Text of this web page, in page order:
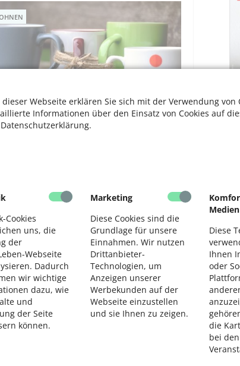
Webseite erklären Sie sich mit der Verwendung von
Informationen über den Einsatz von Cookies auf
Cookies
uns, die
der
Webseite
Dadurch
wir wichtige
dazu, wie
und
der Seite
können.
Marketing
Diese Cookies sind die
Grundlage für unsere
Einnahmen. Wir nutzen
Drittanbieter-
Technologien, um
Anzeigen unserer
Werbekunden auf der
Webseite einzustellen
und sie Ihnen zu zeigen.
Medien
Diese
Ihnen
oder
die
bei
frei in einer Demenz-WG in Köln
Wohngemeinschaft – eine gute
zum Pflegeheim?
2027